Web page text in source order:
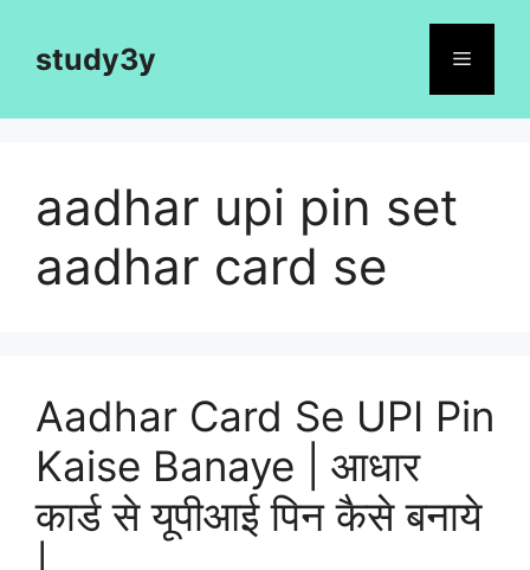
contentstudy3y Menu
aadhar upi pin set
aadhar card se
Aadhar Card Se UPI Pin
Kaise Banaye | आधार
कार्ड से यूपीआई पिन कैसे बनाये